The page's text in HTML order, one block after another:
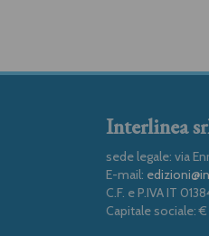
Interlinea
sede legale: via
E-mail:
C.F. e P.IVA IT
Capitale sociale: